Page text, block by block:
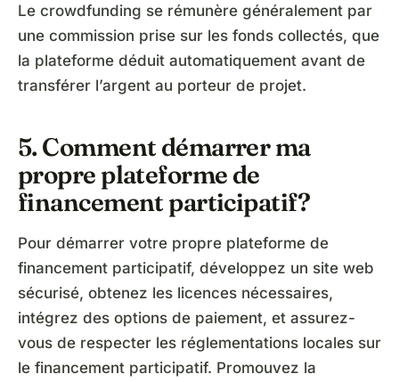
Le crowdfunding se rémunère généralement par
une commission prise sur les fonds collectés, que
la plateforme déduit automatiquement avant de
transférer l’argent au porteur de projet.
5. Comment démarrer ma
propre plateforme de
financement participatif?
Pour démarrer votre propre plateforme de
financement participatif, développez un site web
sécurisé, obtenez les licences nécessaires,
intégrez des options de paiement, et assurez-
vous de respecter les réglementations locales sur
le financement participatif. Promouvez la